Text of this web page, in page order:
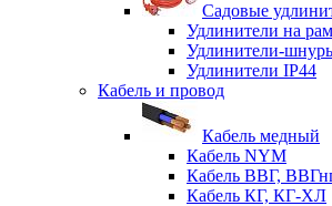
Садовые
Удлинители на
Удлинители-
Удлинители IP44
Кабель и провод
Кабель медный
Кабель NYM
Кабель ВВГ,
Кабель КГ, КГ-ХЛ